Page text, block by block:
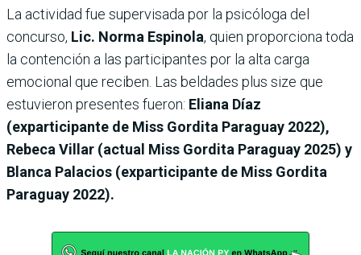
La actividad fue supervisada por la psicóloga del
concurso, Lic. Norma Espinola, quien proporciona toda
la contención a las participantes por la alta carga
emocional que reciben. Las beldades plus size que
estuvieron presentes fueron: Eliana Díaz
(exparticipante de Miss Gordita Paraguay 2022),
Rebeca Villar (actual Miss Gordita Paraguay 2025) y
Blanca Palacios (exparticipante de Miss Gordita
Paraguay 2022).